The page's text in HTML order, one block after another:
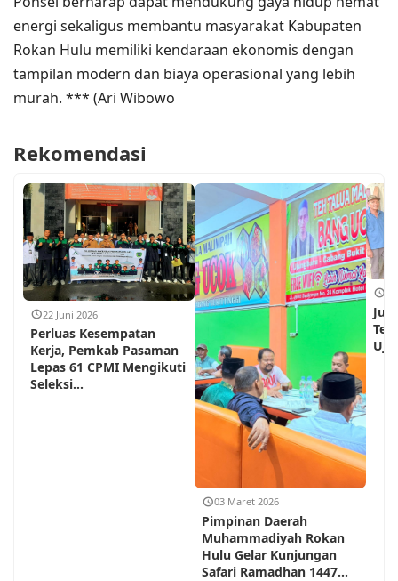
energi sekaligus membantu masyarakat Kabupaten
Rokan Hulu memiliki kendaraan ekonomis dengan
tampilan modern dan biaya operasional yang lebih
murah. *** (Ari Wibowo
Rekomendasi
22 Juni 2026
Perluas Kesempatan
Kerja, Pemkab Pasaman
Lepas 61 CPMI Mengikuti
Seleksi...
03 Maret 2026
Pimpinan Daerah
Muhammadiyah Rokan
Hulu Gelar Kunjungan
Safari Ramadhan 1447...